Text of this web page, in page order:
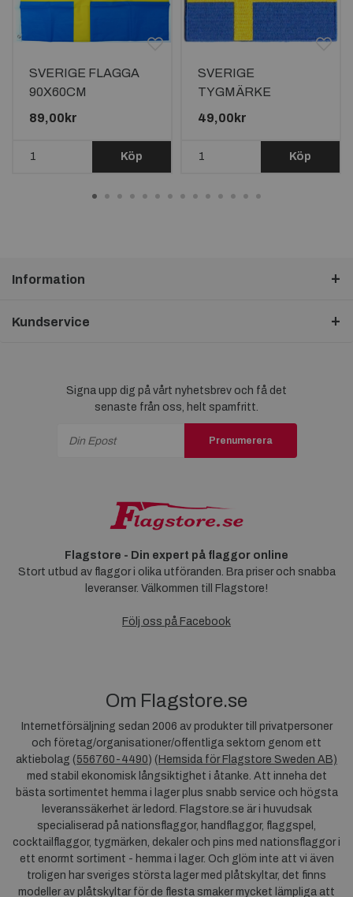
SVERIGE FLAGGA
90X60CM
89,00kr
Köp
SVERIGE
TYGMÄRKE
90x58mm
49,00kr
Köp
Information
Kundservice
Signa upp dig på vårt nyhetsbrev och få det
senaste från oss, helt spamfritt.
Prenumerera
Flagstore - Din expert på flaggor online
Stort utbud av flaggor i olika utföranden. Bra priser och snabba
leveranser. Välkommen till Flagstore!
Följ oss på Facebook
Om Flagstore.se
Internetförsäljning sedan 2006 av produkter till privatpersoner
och företag/organisationer/offentliga sektorn genom ett
aktiebolag (556760-4490) ( Hemsida för Flagstore Sweden AB)
med stabil ekonomisk långsiktighet i åtanke. Att inneha det
bästa sortimentet hemma i lager plus snabb service och högsta
leveranssäkerhet är ledord. Flagstore.se är i huvudsak
specialiserad på nationsflaggor, handflaggor, flaggspel,
cocktailflaggor, tygmärken, dekaler och pins med nationsflaggor i
ett enormt sortiment - hemma i lager. Och glöm inte att vi även
troligen har sveriges största lager med plåtskyltar, det finns
modeller av plåtskyltar för de flesta smaker mycket lämpliga att